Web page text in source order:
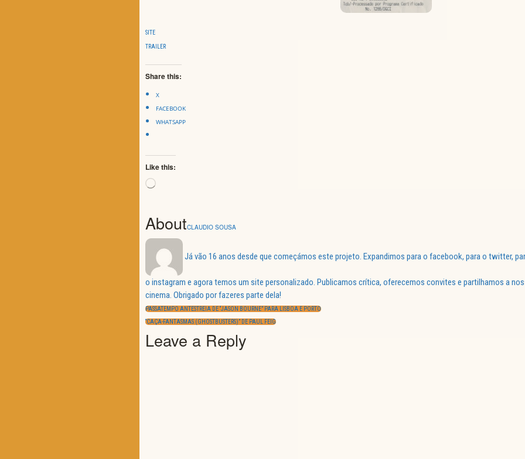
SITE
TRAILER
Share this:
X
FACEBOOK
WHATSAPP
Like this:
Loading…
AboutCLAUDIO SOUSA
Já vão 16 anos desde que começámos este projeto. Expandimos para o facebook, para o twitter,
o instagram e agora temos um site personalizado. Publicamos crítica, oferecemos convites e partilhamos a
cinema. Obrigado por fazeres parte dela!
Navegação
de
artigos
PREVIOUS
POST:
PASSATEMPO ANTESTREIA DE “JASON BOURNE” PARA LISBOA E PORTO
NEXT
POST:
“CAÇA-FANTASMAS (GHOSTBUSTERS)” DE PAUL FEIG
Leave a Reply